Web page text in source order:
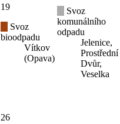
19
Svoz
bioodpadu
Vítkov
(Opava)
Svoz
komunálního
odpadu
Jelenice,
Prostřední
Dvůr,
Veselka
26